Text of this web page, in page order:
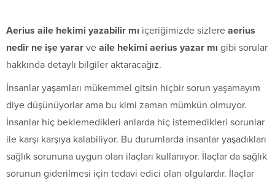
Aerius aile hekimi yazabilir mı içeriğimizde sizlere aerius
nedir ne işe yarar ve aile hekimi aerius yazar mı gibi sorular
hakkında detaylı bilgiler aktaracağız.
İnsanlar yaşamları mükemmel gitsin hiçbir sorun yaşamayım
diye düşünüyorlar ama bu kimi zaman mümkün olmuyor.
İnsanlar hiç beklemedikleri anlarda hiç istemedikleri sorunlar
ile karşı karşıya kalabiliyor. Bu durumlarda insanlar yaşadıkları
sağlık sorununa uygun olan ilaçları kullanıyor. İlaçlar da sağlık
sorunun giderilmesi için tedavi edici olan olgulardır. İlaçlar